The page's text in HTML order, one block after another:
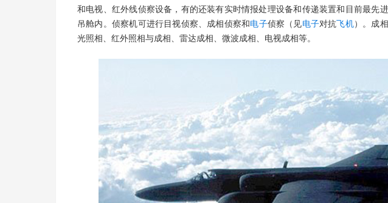
和电视、红外线侦察设备，有的还装有实时情报处理设备和传递装置和目前最先
吊舱内。侦察机可进行目视侦察、成相侦察和电子侦察（见电子对抗飞机）。成
光照相、红外照相与成相、雷达成相、微波成相、电视成相等。